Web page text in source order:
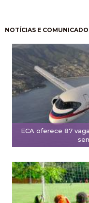
NOTÍCIAS E
ECA oferece 87
Pagination